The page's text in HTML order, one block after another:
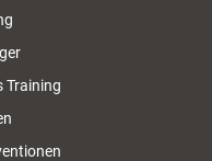
Training